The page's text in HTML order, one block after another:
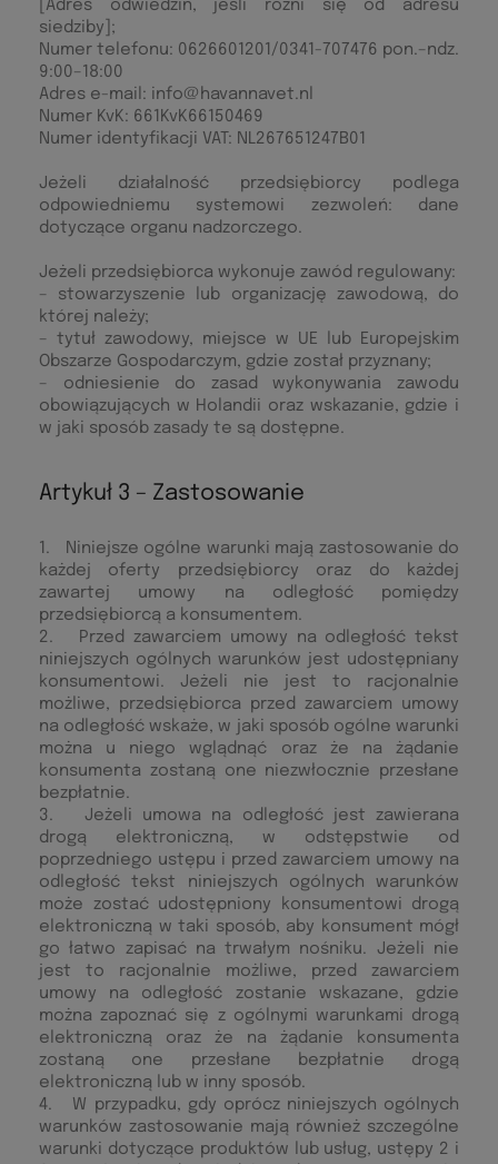
[Adres odwiedzin, jeśli różni się od adresu
siedziby];
Numer telefonu: 0626601201/0341-707476 pon.–ndz.
9:00–18:00
Adres e-mail: info@havannavet.nl
Numer KvK: 661KvK66150469
Numer identyfikacji VAT: NL267651247B01
Jeżeli działalność przedsiębiorcy podlega
odpowiedniemu systemowi zezwoleń: dane
dotyczące organu nadzorczego.
Jeżeli przedsiębiorca wykonuje zawód regulowany:
– stowarzyszenie lub organizację zawodową, do
której należy;
– tytuł zawodowy, miejsce w UE lub Europejskim
Obszarze Gospodarczym, gdzie został przyznany;
– odniesienie do zasad wykonywania zawodu
obowiązujących w Holandii oraz wskazanie, gdzie i
w jaki sposób zasady te są dostępne.
Artykuł 3 – Zastosowanie
1. Niniejsze ogólne warunki mają zastosowanie do
każdej oferty przedsiębiorcy oraz do każdej
zawartej umowy na odległość pomiędzy
przedsiębiorcą a konsumentem.
2. Przed zawarciem umowy na odległość tekst
niniejszych ogólnych warunków jest udostępniany
konsumentowi. Jeżeli nie jest to racjonalnie
możliwe, przedsiębiorca przed zawarciem umowy
na odległość wskaże, w jaki sposób ogólne warunki
można u niego wglądnąć oraz że na żądanie
konsumenta zostaną one niezwłocznie przesłane
bezpłatnie.
3. Jeżeli umowa na odległość jest zawierana
drogą elektroniczną, w odstępstwie od
poprzedniego ustępu i przed zawarciem umowy na
odległość tekst niniejszych ogólnych warunków
może zostać udostępniony konsumentowi drogą
elektroniczną w taki sposób, aby konsument mógł
go łatwo zapisać na trwałym nośniku. Jeżeli nie
jest to racjonalnie możliwe, przed zawarciem
umowy na odległość zostanie wskazane, gdzie
można zapoznać się z ogólnymi warunkami drogą
elektroniczną oraz że na żądanie konsumenta
zostaną one przesłane bezpłatnie drogą
elektroniczną lub w inny sposób.
4. W przypadku, gdy oprócz niniejszych ogólnych
warunków zastosowanie mają również szczególne
warunki dotyczące produktów lub usług, ustępy 2 i